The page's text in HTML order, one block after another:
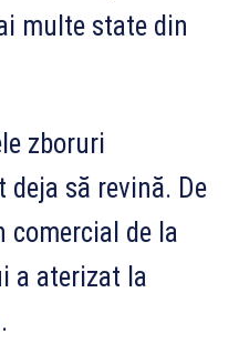
multe state din
zboruri
deja să revină. De
comercial de la
a aterizat la